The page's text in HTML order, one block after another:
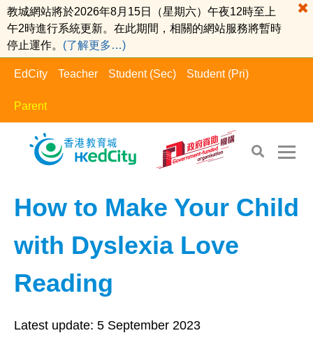
教城網站將於2026年8月15日（星期六）午夜12時至上
午2時進行系統更新。在此期間，相關的網站服務將暫時
停止運作。 (了解更多…)
EdCity Teacher Student (Sec) Student (Pri)
Parent
EdCity - Parent>Learning Information​
How to Make Your Child
with Dyslexia Love
Reading
Latest update: 5 September 2023